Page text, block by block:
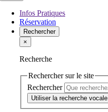
Infos Pratiques
Réservation
Rechercher
×
Recherche
Rechercher sur le site
Rechercher
Utiliser la recherche vocale